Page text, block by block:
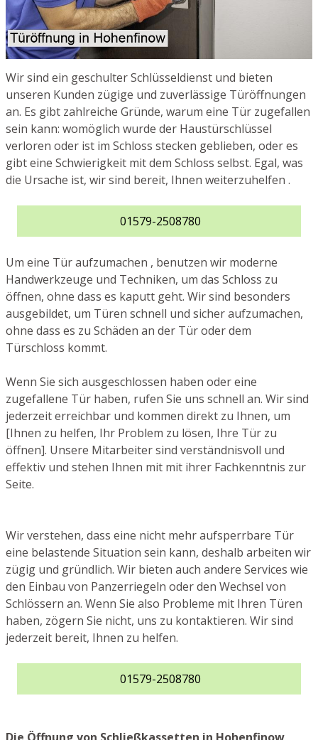
Wir sind ein geschulter Schlüsseldienst und bieten
unseren Kunden zügige und zuverlässige Türöffnungen
an. Es gibt zahlreiche Gründe, warum eine Tür zugefallen
sein kann: womöglich wurde der Haustürschlüssel
verloren oder ist im Schloss stecken geblieben, oder es
gibt eine Schwierigkeit mit dem Schloss selbst. Egal, was
die Ursache ist, wir sind bereit, Ihnen weiterzuhelfen .
01579-2508780
Um eine Tür aufzumachen , benutzen wir moderne
Handwerkzeuge und Techniken, um das Schloss zu
öffnen, ohne dass es kaputt geht. Wir sind besonders
ausgebildet, um Türen schnell und sicher aufzumachen,
ohne dass es zu Schäden an der Tür oder dem
Türschloss kommt.
Wenn Sie sich ausgeschlossen haben oder eine
zugefallene Tür haben, rufen Sie uns schnell an. Wir sind
jederzeit erreichbar und kommen direkt zu Ihnen, um
[Ihnen zu helfen, Ihr Problem zu lösen, Ihre Tür zu
öffnen]. Unsere Mitarbeiter sind verständnisvoll und
effektiv und stehen Ihnen mit mit ihrer Fachkenntnis zur
Seite.
Wir verstehen, dass eine nicht mehr aufsperrbare Tür
eine belastende Situation sein kann, deshalb arbeiten wir
zügig und gründlich. Wir bieten auch andere Services wie
den Einbau von Panzerriegeln oder den Wechsel von
Schlössern an. Wenn Sie also Probleme mit Ihren Türen
haben, zögern Sie nicht, uns zu kontaktieren. Wir sind
jederzeit bereit, Ihnen zu helfen.
01579-2508780